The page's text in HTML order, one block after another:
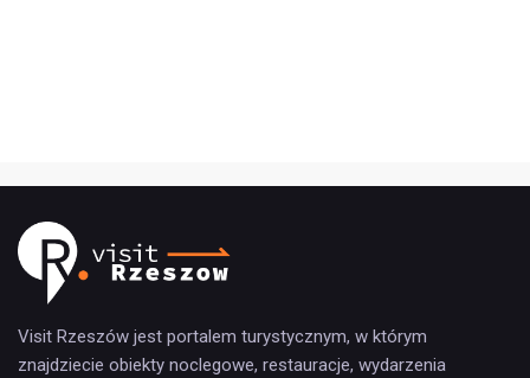
Visit Rzeszów jest portalem turystycznym, w którym
znajdziecie obiekty noclegowe, restauracje, wydarzenia